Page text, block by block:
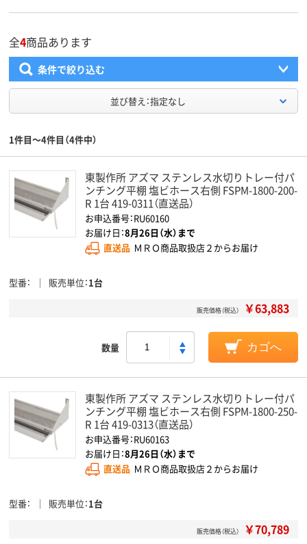
全4商品あります
条件で絞り込む
並び替え：指定なし
1件目～4件目（4件中）
東製作所 アズマ ステンレス水切りトレー付パ
ンチング平棚 塩ビホース右側 FSPM-1800-200-
R 1台 419-0311（直送品）
お申込番号：RU60160
お届け日：8月26日（水）まで
直送品 ＭＲＯ商品取扱店２からお届け
型番 販売単位 1台
販売価格（税込） ￥63,883
数量 カゴへ
東製作所 アズマ ステンレス水切りトレー付パ
ンチング平棚 塩ビホース右側 FSPM-1800-250-
R 1台 419-0313（直送品）
お申込番号：RU60163
お届け日：8月26日（水）まで
直送品 ＭＲＯ商品取扱店２からお届け
型番 販売単位 1台
販売価格（税込） ￥70,789